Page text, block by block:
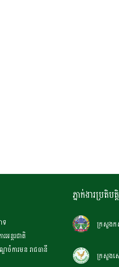
ទ
អន្តរជាតិ
ឌចំការមន រាជធានី
ភ្នាក់ងារប្រតិប
ក្រសួងក
ក្រសួងសេ